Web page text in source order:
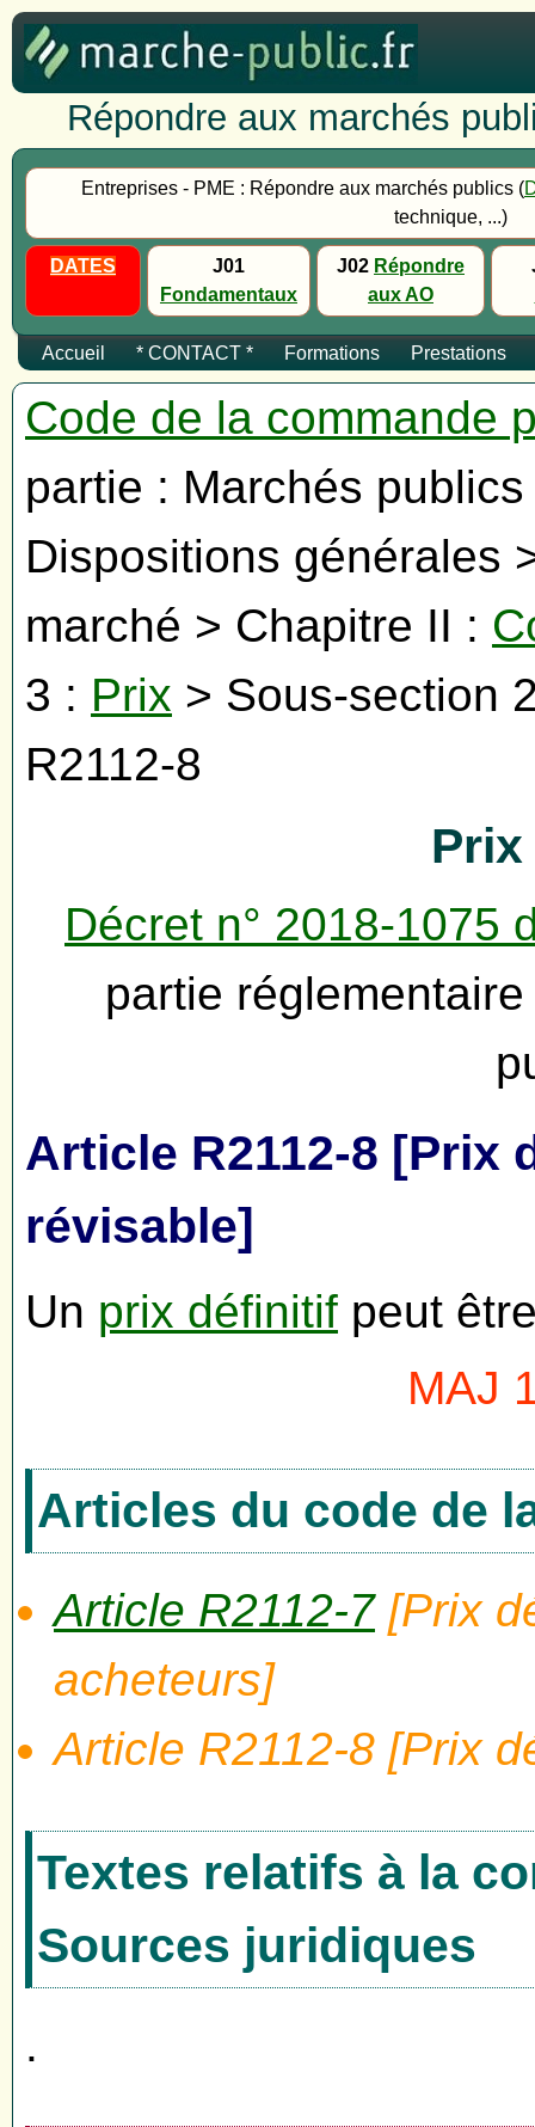
Répondre aux marchés
Entreprises - PME : Répondre aux marchés publics (
technique, ...)
DATES
J01
Fondamentaux
J02 Répondre
aux AO
Accueil * CONTACT * Formations Prestations
Code de la commande
partie : Marchés
Dispositions générales
marché > Chapitre II :
3 : Prix > Sous-section
R2112-8
Décret n° 2018-1075
partie
Article R2112-8 [Prix
révisable]
Un prix définitif peut
MAJ
Articles du code de
Article R2112-7[Prix
acheteurs]
Article R2112-8 [Prix
Textes relatifs à la
Sources juridiques
.